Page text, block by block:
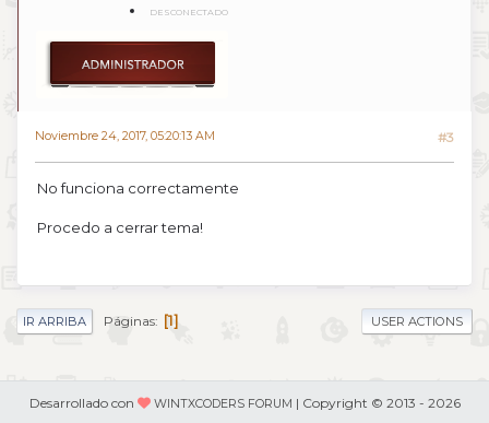
DESCONECTADO
Noviembre 24, 2017, 05:20:13 AM #3
No funciona correctamente
Procedo a cerrar tema!
IR ARRIBA Páginas 1 USER ACTIONS
Desarrollado con WINTXCODERS FORUM | Copyright © 2013 - 2026